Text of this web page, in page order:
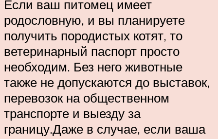
Если ваш питомец имеет
родословную, и вы планируете
получить породистых котят, то
ветеринарный паспорт просто
необходим. Без него животные
также не допускаются до выставок,
перевозок на общественном
транспорте и выезду за
границу.Даже в случае, если ваша